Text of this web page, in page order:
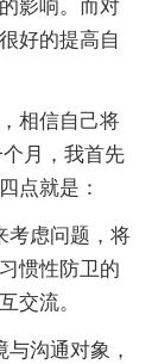
影响。而对
好的提高自
相信自己将
月，我首先
点就是：
考虑问题，将
惯性防卫的
交流。
沟通对象，